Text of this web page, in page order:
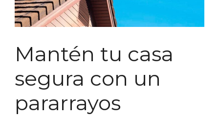
Mantén tu casa
segura con un
pararrayos